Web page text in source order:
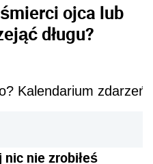
ojca lub
długu?
Kalendarium zdarzeń
nic nie zrobiłeś